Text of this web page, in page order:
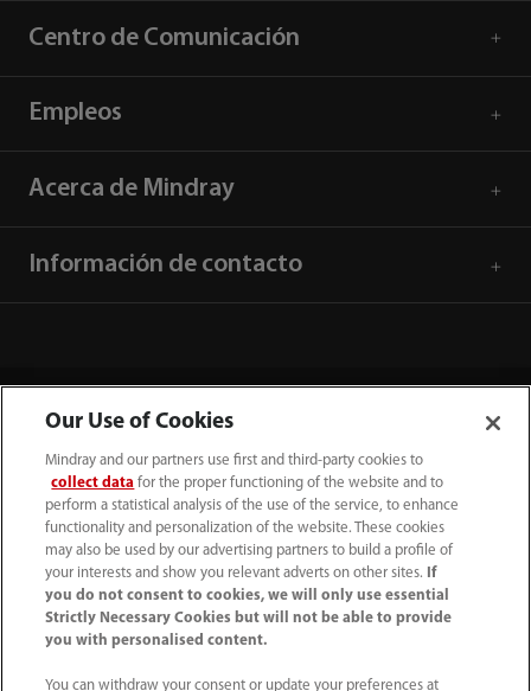
Centro de Comunicación
Empleos
Acerca de Mindray
Información de contacto
Tel: (34-91)392 3754 Fax: (34-91)088 9180
info.es@mindray.com
Condiciones de uso｜Mapa del sitio｜
Our Use of Cookies
Mindray and our partners use first and third-party cookies to
collect data for the proper functioning of the website and to
perform a statistical analysis of the use of the service, to enhance
functionality and personalization of the website. These cookies
may also be used by our advertising partners to build a profile of
your interests and show you relevant adverts on other sites.
If
you do not consent to cookies, we will only use essential
Strictly Necessary Cookies but will not be able to provide
you with personalised content.
You can withdraw your consent or update your preferences at